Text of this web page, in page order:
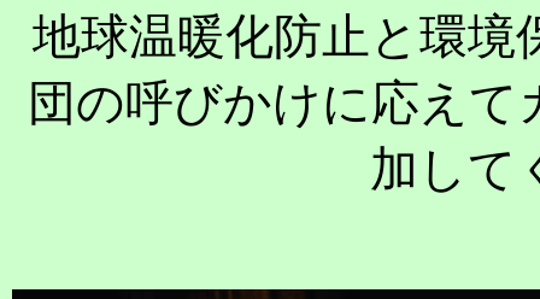
地球温暖化防止と環境
団の呼びかけに応え
加して